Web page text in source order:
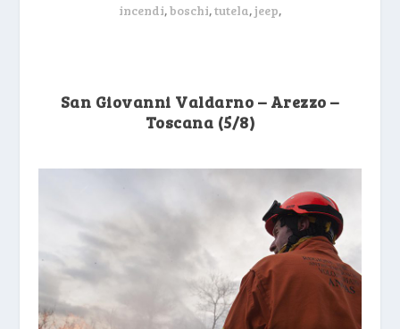
incendi,boschi,tutela,jeep,
San Giovanni Valdarno – Arezzo –
Toscana (5/8)